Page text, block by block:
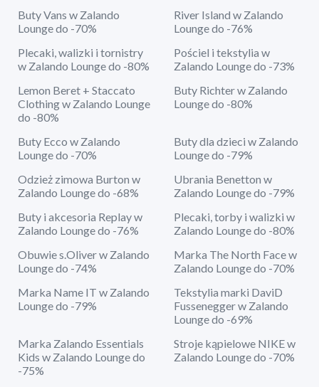
Buty Vans w Zalando
Lounge do -70%
River Island w Zalando
Lounge do -76%
Plecaki, walizki i tornistry
w Zalando Lounge do -80%
Pościel i tekstylia w
Zalando Lounge do -73%
Lemon Beret + Staccato
Clothing w Zalando Lounge
do -80%
Buty Richter w Zalando
Lounge do -80%
Buty Ecco w Zalando
Lounge do -70%
Buty dla dzieci w Zalando
Lounge do -79%
Odzież zimowa Burton w
Zalando Lounge do -68%
Ubrania Benetton w
Zalando Lounge do -79%
Buty i akcesoria Replay w
Zalando Lounge do -76%
Plecaki, torby i walizki w
Zalando Lounge do -80%
Obuwie s.Oliver w Zalando
Lounge do -74%
Marka The North Face w
Zalando Lounge do -70%
Marka Name IT w Zalando
Lounge do -79%
Tekstylia marki DaviD
Fussenegger w Zalando
Lounge do -69%
Marka Zalando Essentials
Kids w Zalando Lounge do
-75%
Stroje kąpielowe NIKE w
Zalando Lounge do -70%